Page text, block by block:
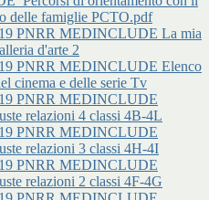
delle famiglie PCTO.pdf
PNRR MEDINCLUDE La mia
d'arte 2
PNRR MEDINCLUDE Elenco
cinema e delle serie Tv
PNRR MEDINCLUDE
relazioni 4 classi 4B-4L
PNRR MEDINCLUDE
relazioni 3 classi 4H-4I
PNRR MEDINCLUDE
relazioni 2 classi 4F-4G